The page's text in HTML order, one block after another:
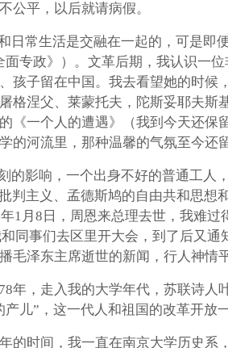
公平，以后就请病假。
日常生活是交融在一起的，可是即
面专政》）。文革后期，我认识一
孩子留在中国。我去看望她的时
格涅父、莱蒙托夫，陀斯妥耶夫
《一个人的遭遇》（我到今天还
的河流里，那种温馨的气氛至今还
的影响，一个出身不好的普通工人
判主义、孟德斯鸠的自由共和思
1月8日，周恩来总理去世，我难
同事们去区里开大会，到了后又
毛泽东主席逝世的新闻，行人神情
年，走入我的大学年代，苏联诗人
儿”，这一代人和祖国的改革开放
的时间，我一直在南京大学历史系